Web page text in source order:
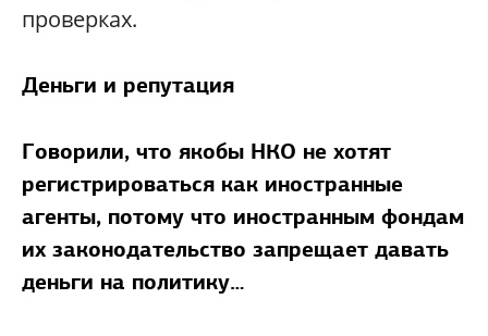
проверках.
Деньги и репутация
Говорили, что якобы НКО не хотят
регистрироваться как иностранные
агенты, потому что иностранным фондам
их законодательство запрещает давать
деньги на политику…